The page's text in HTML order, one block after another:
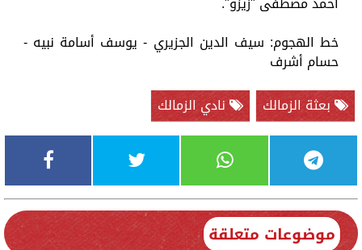
خط الهجوم: سيف الدين الجزيري - يوسف أسامة نبيه -
حسام أشرف
بعثة الزمالك
نادي الزمالك
موضوعات متعلقة